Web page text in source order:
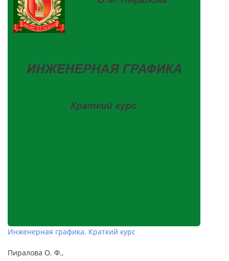
Инженерная графика. Краткий курс
Пиралова О. Ф.,